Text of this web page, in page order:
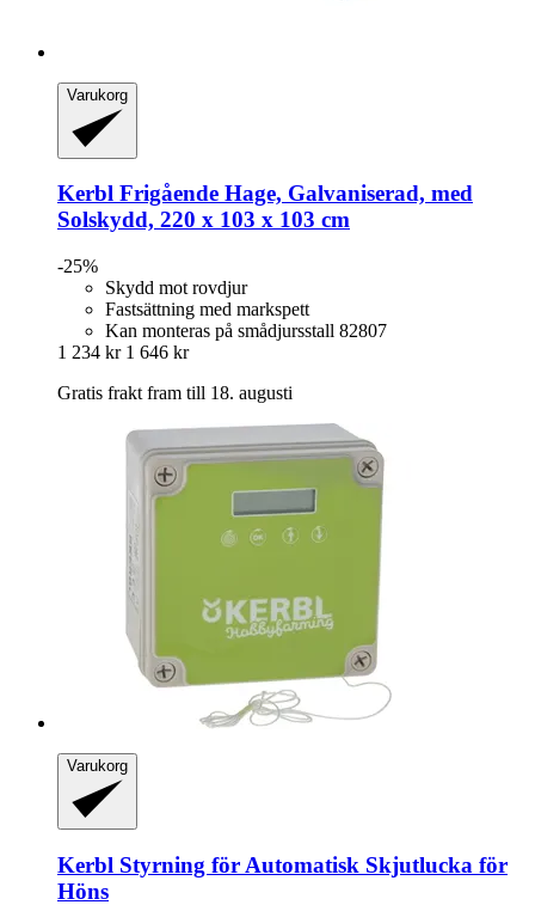
Varukorg
Kerbl Frigående Hage, Galvaniserad, med
Solskydd, 220 x 103 x 103 cm
-25%
Skydd mot rovdjur
Fastsättning med markspett
Kan monteras på smådjursstall 82807
1 234 kr 1 646 kr
Gratis frakt fram till 18. augusti
Varukorg
Kerbl Styrning för Automatisk Skjutlucka för
Höns